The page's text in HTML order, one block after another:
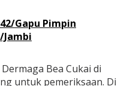
Gapu Pimpin
Jambi
Bea Cukai di
untuk pemeriksaan. Di